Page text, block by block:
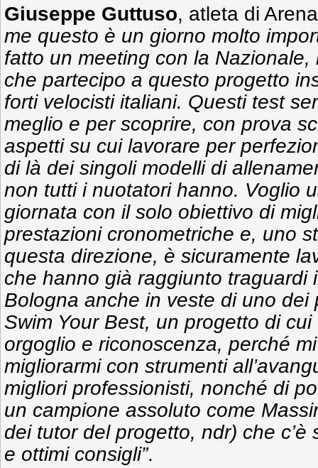
Giuseppe Guttuso, atleta di
me questo è un giorno molto
fatto un meeting con la Nazionale,
che partecipo a questo progetto
forti velocisti italiani. Questi test
meglio e per scoprire, con prova
aspetti su cui lavorare per
di là dei singoli modelli di
non tutti i nuotatori hanno. Voglio
giornata con il solo obiettivo di
prestazioni cronometriche e, uno
questa direzione, è sicuramente
che hanno già raggiunto traguardi
Bologna anche in veste di uno dei
Swim Your Best, un progetto di
orgoglio e riconoscenza, perché
migliorarmi con strumenti
migliori professionisti, nonché di
un campione assoluto come
dei tutor del progetto, ndr) che c’è
e ottimi consigli”.